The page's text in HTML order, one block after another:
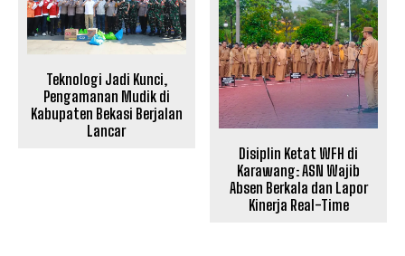
Teknologi Jadi Kunci,
Pengamanan Mudik di
Kabupaten Bekasi Berjalan
Lancar
Disiplin Ketat WFH di
Karawang: ASN Wajib
Absen Berkala dan Lapor
Kinerja Real-Time